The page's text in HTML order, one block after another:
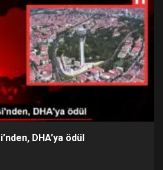
DHA’ya ödül